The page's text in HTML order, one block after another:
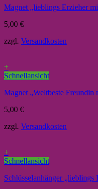
Magnet „lieblings Erzieher
5,00 €
zzgl. Versandkosten
+
Schnellansicht
Magnet „Weltbeste
5,00 €
zzgl. Versandkosten
+
Schnellansicht
Schlüsselanhänger